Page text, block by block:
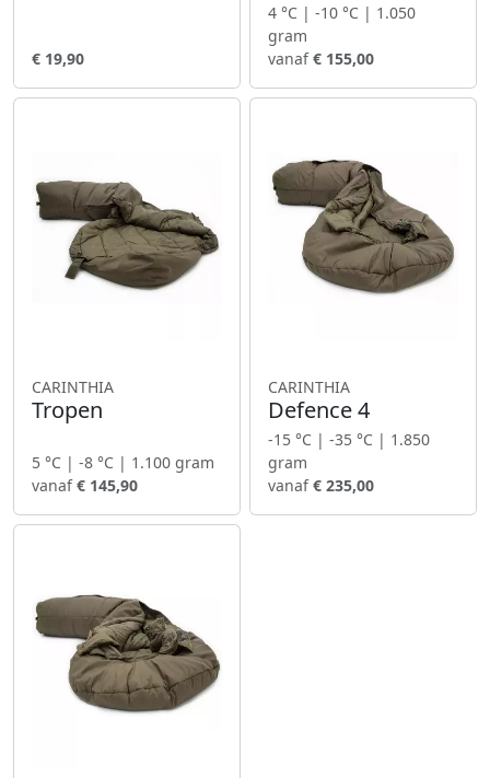
€ 19,90
4 °C | -10 °C | 1.050
gram
vanaf€ 155,00
CARINTHIA
Tropen
5 °C | -8 °C | 1.100 gram
vanaf€ 145,90
CARINTHIA
Defence 4
-15 °C | -35 °C | 1.850
gram
vanaf€ 235,00